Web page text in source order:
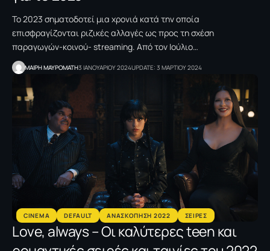
Το 2023 σηματοδοτεί μια χρονιά κατά την οποία
επισφραγίζονται ριζικές αλλαγές ως προς τη σχέση
παραγωγών-κοινού- streaming. Από τον Ιούλιο…
MΑΙΡΗ ΜΑΥΡΟΜΑΤΗ3 ΙΑΝΟΥΑΡΙΟΥ 2024UPDATE: 3 ΜΑΡΤΙΟΥ 2024
CINEMA DEFAULT ΑΝΑΣΚΟΠΗΣΗ 2022 ΣΕΙΡΕΣ
Love, always – Οι καλύτερες teen και